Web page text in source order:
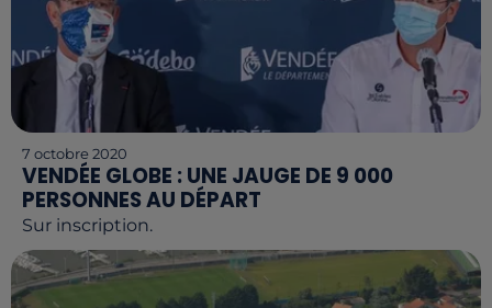
7 octobre 2020
VENDÉE GLOBE : UNE JAUGE DE 9 000
PERSONNES AU DÉPART
Sur inscription.